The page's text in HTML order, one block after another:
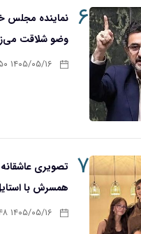
خطاب به خرازی: با
می‌زنم
شاهرخ استخری و
لاکچری